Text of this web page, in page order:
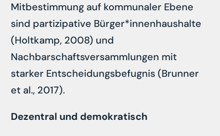
Mitbestimmung auf kommunaler Ebene
sind partizipative Bürger*innenhaushalte
(Holtkamp, 2008) und
Nachbarschaftsversammlungen mit
starker Entscheidungsbefugnis (Brunner
et al., 2017).
Dezentral und demokratisch